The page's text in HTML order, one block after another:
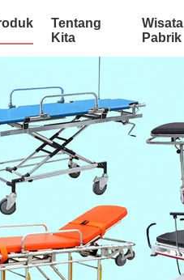
Tentang
Kita
Wisata
Pabrik